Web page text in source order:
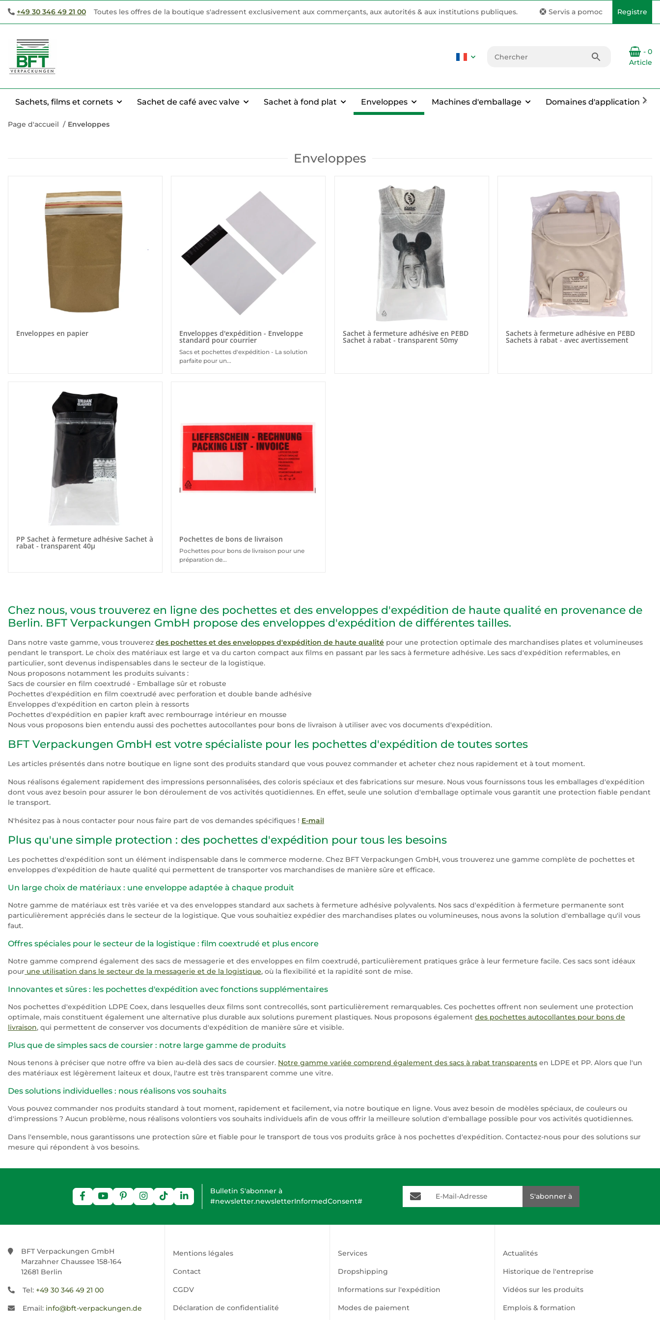
+49 30 346 49 21 00 Toutes les offres de la boutique s'adressent exclusivement aux commerçants, aux autorités & aux institutions publiques. Servis a pomoc Registre
- 0
Article
Sachets, films et cornets Sachet de café avec valve Sachet à fond plat Enveloppes Machines d'emballage Domaines d'application
Page d'accueil Enveloppes
Enveloppes
Enveloppes en papier Enveloppes d'expédition - Enveloppe
standard pour courrier
Sacs et pochettes d'expédition - La solution
parfaite pour un...
Sachet à fermeture adhésive en PEBD
Sachet à rabat - transparent 50my
Sachets à fermeture adhésive en PEBD
Sachets à rabat - avec avertissement
PP Sachet à fermeture adhésive Sachet à
rabat - transparent 40µ
Pochettes de bons de livraison
Pochettes pour bons de livraison pour une
préparation de...
Chez nous, vous trouverez en ligne des pochettes et des enveloppes d'expédition de haute qualité en provenance de
Berlin. BFT Verpackungen GmbH propose des enveloppes d'expédition de différentes tailles.
Dans notre vaste gamme, vous trouverez des pochettes et des enveloppes d'expédition de haute qualité pour une protection optimale des marchandises plates et volumineuses
pendant le transport. Le choix des matériaux est large et va du carton compact aux films en passant par les sacs à fermeture adhésive. Les sacs d'expédition refermables, en
particulier, sont devenus indispensables dans le secteur de la logistique.
Nous proposons notamment les produits suivants :
Sacs de coursier en film coextrudé - Emballage sûr et robuste
Pochettes d'expédition en film coextrudé avec perforation et double bande adhésive
Enveloppes d'expédition en carton plein à ressorts
Pochettes d'expédition en papier kraft avec rembourrage intérieur en mousse
Nous vous proposons bien entendu aussi des pochettes autocollantes pour bons de livraison à utiliser avec vos documents d'expédition.
BFT Verpackungen GmbH est votre spécialiste pour les pochettes d'expédition de toutes sortes
Les articles présentés dans notre boutique en ligne sont des produits standard que vous pouvez commander et acheter chez nous rapidement et à tout moment.
Nous réalisons également rapidement des impressions personnalisées, des coloris spéciaux et des fabrications sur mesure. Nous vous fournissons tous les emballages d'expédition
dont vous avez besoin pour assurer le bon déroulement de vos activités quotidiennes. En effet, seule une solution d'emballage optimale vous garantit une protection fiable pendant
le transport.
N'hésitez pas à nous contacter pour nous faire part de vos demandes spécifiques ! E-mail
Plus qu'une simple protection : des pochettes d'expédition pour tous les besoins
Les pochettes d'expédition sont un élément indispensable dans le commerce moderne. Chez BFT Verpackungen GmbH, vous trouverez une gamme complète de pochettes et
enveloppes d'expédition de haute qualité qui permettent de transporter vos marchandises de manière sûre et efficace.
Un large choix de matériaux : une enveloppe adaptée à chaque produit
Notre gamme de matériaux est très variée et va des enveloppes standard aux sachets à fermeture adhésive polyvalents. Nos sacs d'expédition à fermeture permanente sont
particulièrement appréciés dans le secteur de la logistique. Que vous souhaitiez expédier des marchandises plates ou volumineuses, nous avons la solution d'emballage qu'il vous
faut.
Offres spéciales pour le secteur de la logistique : film coextrudé et plus encore
Notre gamme comprend également des sacs de messagerie et des enveloppes en film coextrudé, particulièrement pratiques grâce à leur fermeture facile. Ces sacs sont idéaux
pour une utilisation dans le secteur de la messagerie et de la logistique, où la flexibilité et la rapidité sont de mise.
Innovantes et sûres : les pochettes d'expédition avec fonctions supplémentaires
Nos pochettes d'expédition LDPE Coex, dans lesquelles deux films sont contrecollés, sont particulièrement remarquables. Ces pochettes offrent non seulement une protection
optimale, mais constituent également une alternative plus durable aux solutions purement plastiques. Nous proposons également des pochettes autocollantes pour bons de
livraison, qui permettent de conserver vos documents d'expédition de manière sûre et visible.
Plus que de simples sacs de coursier : notre large gamme de produits
Nous tenons à préciser que notre offre va bien au-delà des sacs de coursier. Notre gamme variée comprend également des sacs à rabat transparents en LDPE et PP. Alors que l'un
des matériaux est légèrement laiteux et doux, l'autre est très transparent comme une vitre.
Des solutions individuelles : nous réalisons vos souhaits
Vous pouvez commander nos produits standard à tout moment, rapidement et facilement, via notre boutique en ligne. Vous avez besoin de modèles spéciaux, de couleurs ou
d'impressions ? Aucun problème, nous réalisons volontiers vos souhaits individuels afin de vous offrir la meilleure solution d'emballage possible pour vos activités quotidiennes.
Dans l'ensemble, nous garantissons une protection sûre et fiable pour le transport de tous vos produits grâce à nos pochettes d'expédition. Contactez-nous pour des solutions sur
mesure qui répondent à vos besoins.
Bulletin S'abonner à
#newsletter.newsletterInformedConsent#
E-Mail-Adresse
S'abonner à
BFT Verpackungen GmbH
Marzahner Chaussee 158-164
12681 Berlin
Tel: +49 30 346 49 21 00
Email: info@bft-verpackungen.de
Mentions légales
Contact
CGDV
Déclaration de confidentialité
Services
Dropshipping
Informations sur l'expédition
Modes de paiement
Actualités
Historique de l'entreprise
Vidéos sur les produits
Emplois & formation